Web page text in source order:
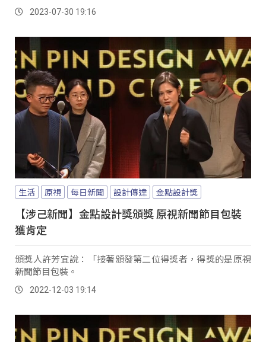
2023-07-30 19:16
生活 原視 每日新聞 設計傳達 金點設計獎
【涉己新聞】金點設計獎頒獎 原視新聞節目包裝
獲肯定
頒獎人許芳宜說：「接著頒發第二位得獎者，得獎的是原視
新聞節目包裝。
2022-12-03 19:14